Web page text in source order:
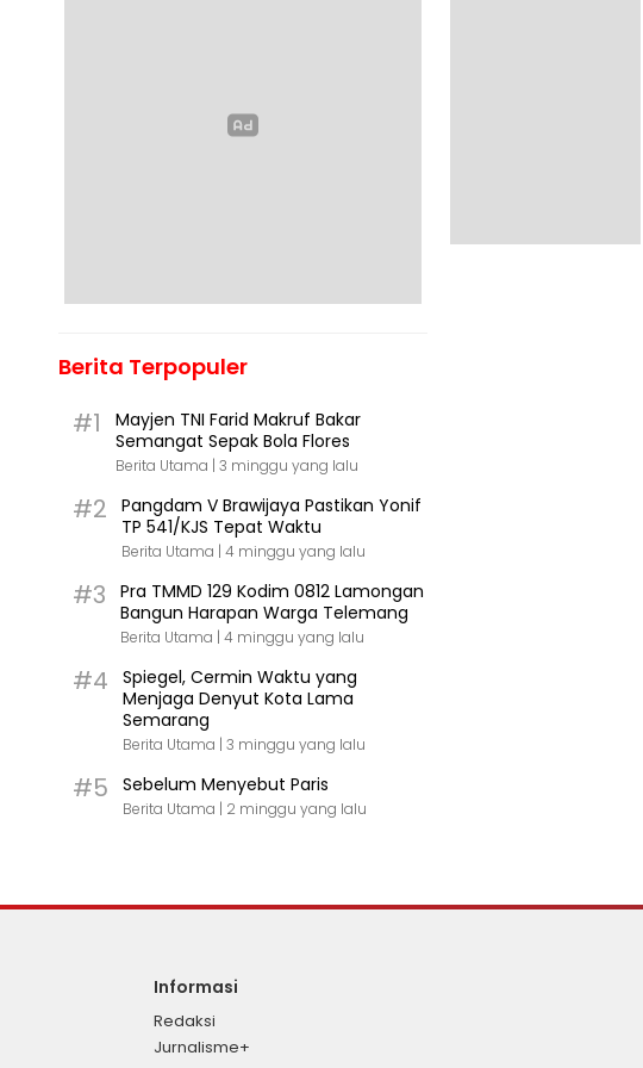
Berita Terpopuler
#1
Mayjen TNI Farid Makruf Bakar
Semangat Sepak Bola Flores
Berita Utama | 3 minggu yang lalu
#2
Pangdam V Brawijaya Pastikan Yonif
TP 541/KJS Tepat Waktu
Berita Utama | 4 minggu yang lalu
#3
Pra TMMD 129 Kodim 0812 Lamongan
Bangun Harapan Warga Telemang
Berita Utama | 4 minggu yang lalu
#4
Spiegel, Cermin Waktu yang
Menjaga Denyut Kota Lama
Semarang
Berita Utama | 3 minggu yang lalu
#5 Sebelum Menyebut Paris
Berita Utama | 2 minggu yang lalu
Informasi
Redaksi
Jurnalisme+